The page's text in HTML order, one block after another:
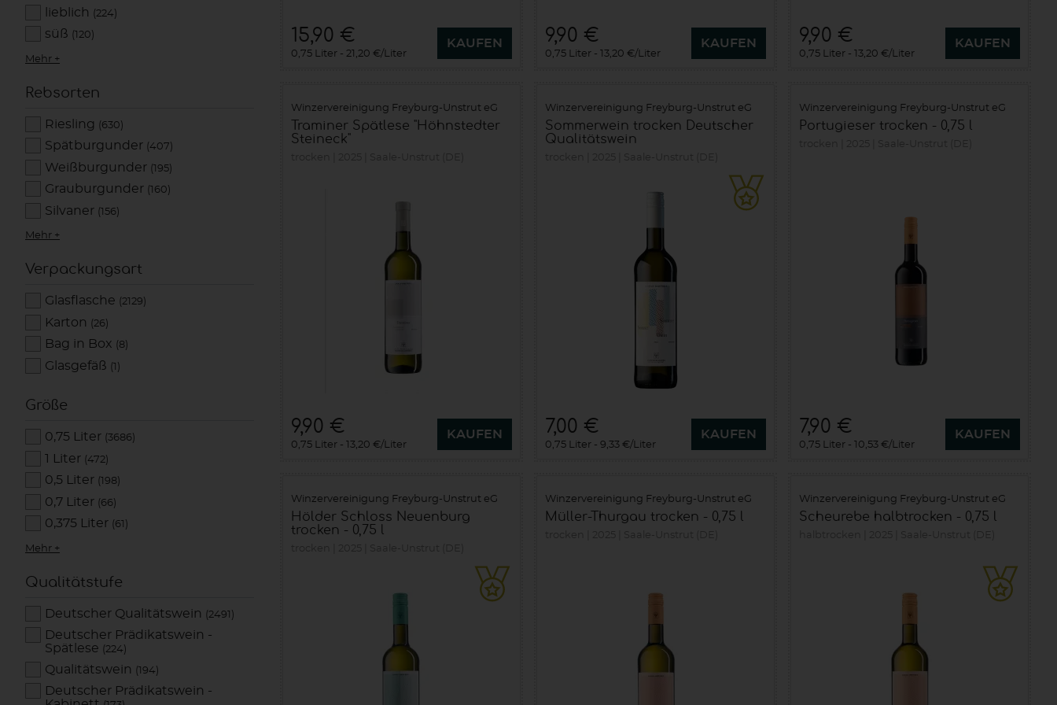
lieblich (224)
süß (120)
Mehr +
Rebsorten
Riesling (630)
Spätburgunder (407)
Weißburgunder (195)
Grauburgunder (160)
Silvaner (156)
Mehr +
Verpackungsart
Glasflasche (2129)
Karton (26)
Bag in Box (8)
Glasgefäß (1)
Größe
0,75 Liter (3686)
1 Liter (472)
0,5 Liter (198)
0,7 Liter (66)
0,375 Liter (61)
Mehr +
Qualitätstufe
Deutscher Qualitätswein (2491)
Deutscher Prädikatswein -
Spätlese (224)
Qualitätswein (194)
Deutscher Prädikatswein -
15,90 €
0,75 Liter 21,20 €/Liter
KAUFEN 9,90 €
0,75 Liter 13,20 €/Liter
KAUFEN 9,90 €
0,75 Liter 13,20 €/Liter
KAUFEN
Winzervereinigung Freyburg-Unstrut eG
Traminer Spätlese "Höhnstedter
Steineck"
9,90 €
0,75 Liter 13,20 €/Liter
KAUFEN
Winzervereinigung Freyburg-Unstrut eG
Sommerwein trocken Deutscher
Qualitätswein
7,00 €
0,75 Liter 9,33 €/Liter
KAUFEN
Winzervereinigung Freyburg-Unstrut eG
Portugieser trocken - 0,75 l
7,90 €
0,75 Liter 10,53 €/Liter
KAUFEN
Winzervereinigung Freyburg-Unstrut eG
Hölder Schloss Neuenburg
trocken - 0,75 l
Winzervereinigung Freyburg-Unstrut eG
Müller-Thurgau trocken - 0,75 l
Winzervereinigung Freyburg-Unstrut eG
Scheurebe halbtrocken - 0,75 l